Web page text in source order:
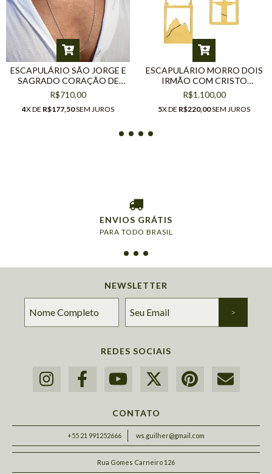
ESCAPULÁRIO SÃO JORGE E
SAGRADO CORAÇÃO DE
JESUS EM PRATA
R$710,00
4X DE R$177,50SEM JUROS
ESCAPULÁRIO MORRO DOIS
IRMÃO COM CRISTO
REDENTOR BANHO DE
OURO18K
R$1.100,00
5X DE R$220,00SEM JUROS
ENVIOS GRÁTIS
PARA TODO BRASIL
NEWSLETTER
REDES SOCIAIS
CONTATO
+55 21 991252666 ws.guilher@gmail.com
Rua Gomes Carneiro 126